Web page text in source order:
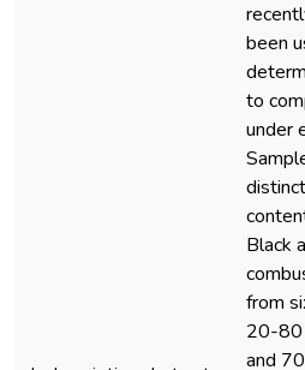
been
to
under
Black
from
20-80
and